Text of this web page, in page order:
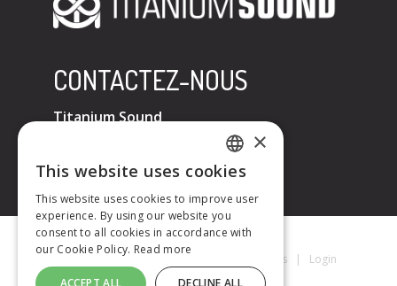
CONTACTEZ-NOUS
Titanium Sound
Titanium Sound © 2026 Mentions Légales| Login
FRENCH
ENGLISH
×
This website uses cookies
This website uses cookies to improve user
experience. By using our website you
consent to all cookies in accordance with
our Cookie Policy. Read more
ACCEPT ALL DECLINE ALL